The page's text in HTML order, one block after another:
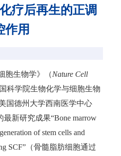
疗后再生的正调
作用
生物学》（Nature Cell
科学院生物化学与细胞生物
国德州大学西南医学中心
最新研究成果“Bone marrow
of stem cells and
SCF”（骨髓脂肪细胞通过